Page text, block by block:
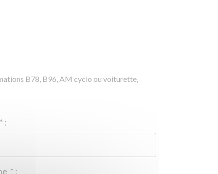
B78, B96, AM cyclo ou voiturette,
* :
* :